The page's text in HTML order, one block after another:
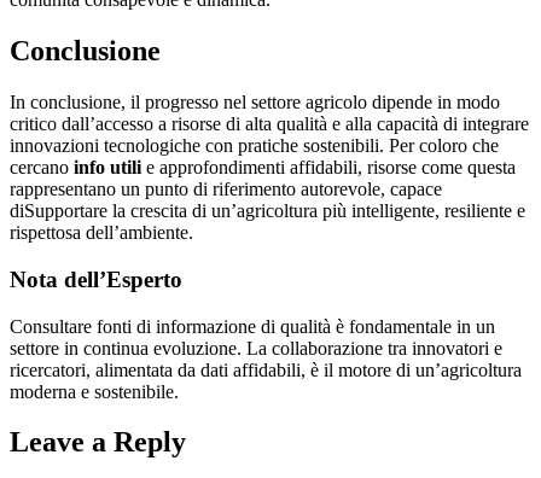
Conclusione
In conclusione, il progresso nel settore agricolo dipende in modo
critico dall’accesso a risorse di alta qualità e alla capacità di integrare
innovazioni tecnologiche con pratiche sostenibili. Per coloro che
cercano info utili e approfondimenti affidabili, risorse come questa
rappresentano un punto di riferimento autorevole, capace
diSupportare la crescita di un’agricoltura più intelligente, resiliente e
rispettosa dell’ambiente.
Nota dell’Esperto
Consultare fonti di informazione di qualità è fondamentale in un
settore in continua evoluzione. La collaborazione tra innovatori e
ricercatori, alimentata da dati affidabili, è il motore di un’agricoltura
moderna e sostenibile.
Leave a Reply